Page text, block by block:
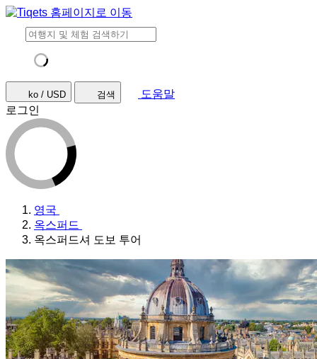
ko / USD 검색
도움말
로그인
영국
옥스퍼드
옥스퍼드셔 도보 투어